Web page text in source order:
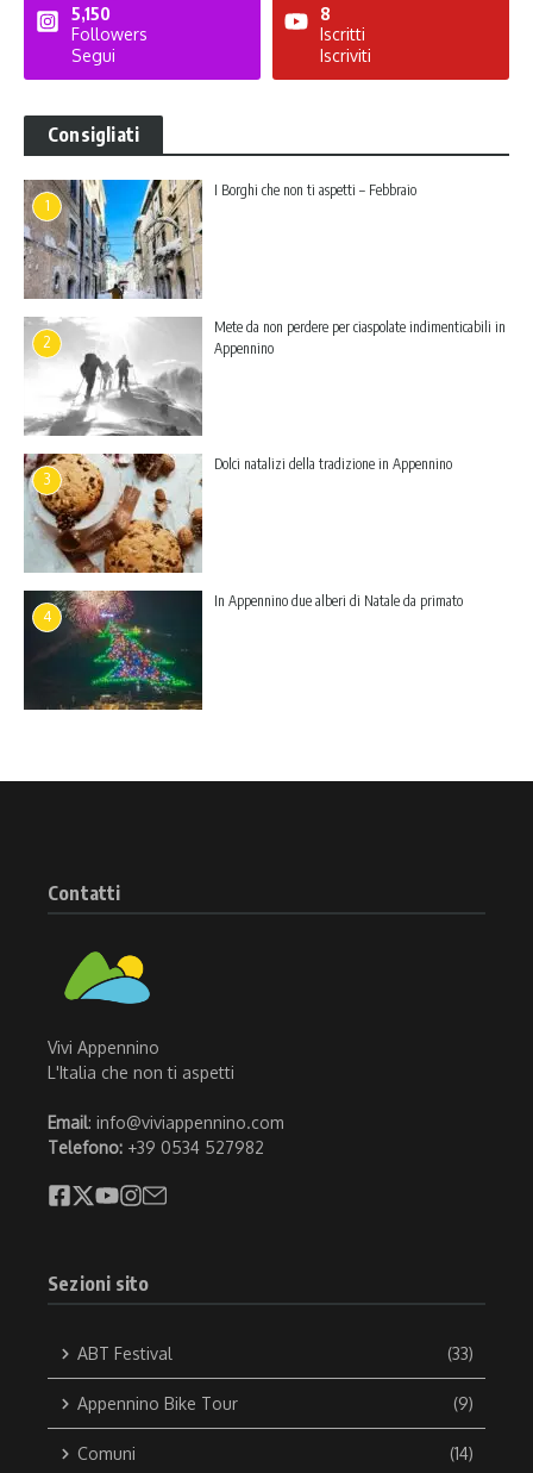
5,150
Followers
Segui
8
Iscritti
Iscriviti
Consigliati
1
I Borghi che non ti aspetti – Febbraio
2
Mete da non perdere per ciaspolate indimenticabili in
Appennino
3
Dolci natalizi della tradizione in Appennino
4
In Appennino due alberi di Natale da primato
Contatti
Vivi Appennino
L'Italia che non ti aspetti
Email: info@viviappennino.com
Telefono: +39 0534 527982
Sezioni sito
ABT Festival (33)
Appennino Bike Tour (9)
Comuni (14)